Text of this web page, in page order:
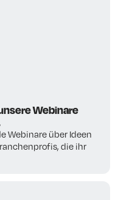
Webinare
Webinare über Ideen
die ihr